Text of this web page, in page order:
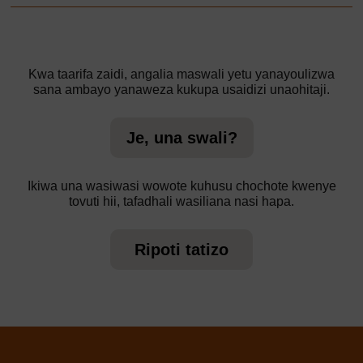
Kwa taarifa zaidi, angalia maswali yetu yanayoulizwa
sana ambayo yanaweza kukupa usaidizi unaohitaji.
Je, una swali?
Ikiwa una wasiwasi wowote kuhusu chochote kwenye
tovuti hii, tafadhali wasiliana nasi hapa.
Ripoti tatizo